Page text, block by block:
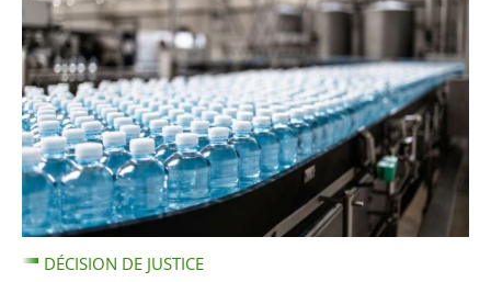
DÉCISION DE JUSTICE